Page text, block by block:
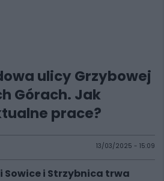
ulicy Grzybowej
Górach. Jak
prace?
13/03/2025 - 15:09
i Strzybnica trwa